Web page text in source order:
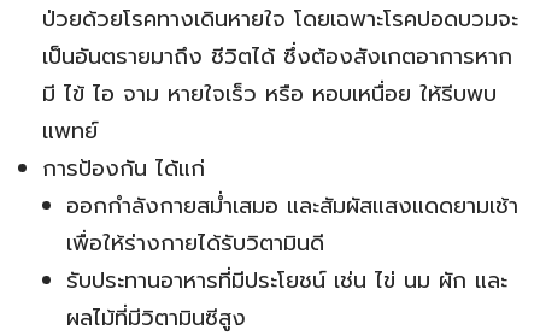
ป่วยด้วยโรคทางเดินหายใจ โดยเฉพาะโรคปอดบวมจะ
เป็นอันตรายมาถึง ชีวิตได้ ซึ่งต้องสังเกตอาการหาก
มี ไข้ ไอ จาม หายใจเร็ว หรือ หอบเหนื่อย ให้รีบพบ
แพทย์
การป้องกัน ได้แก่
ออกกำลังกายสม่ำเสมอ และสัมผัสแสงแดดยามเช้า
เพื่อให้ร่างกายได้รับวิตามินดี
รับประทานอาหารที่มีประโยชน์ เช่น ไข่ นม ผัก และ
ผลไม้ที่มีวิตามินซีสูง